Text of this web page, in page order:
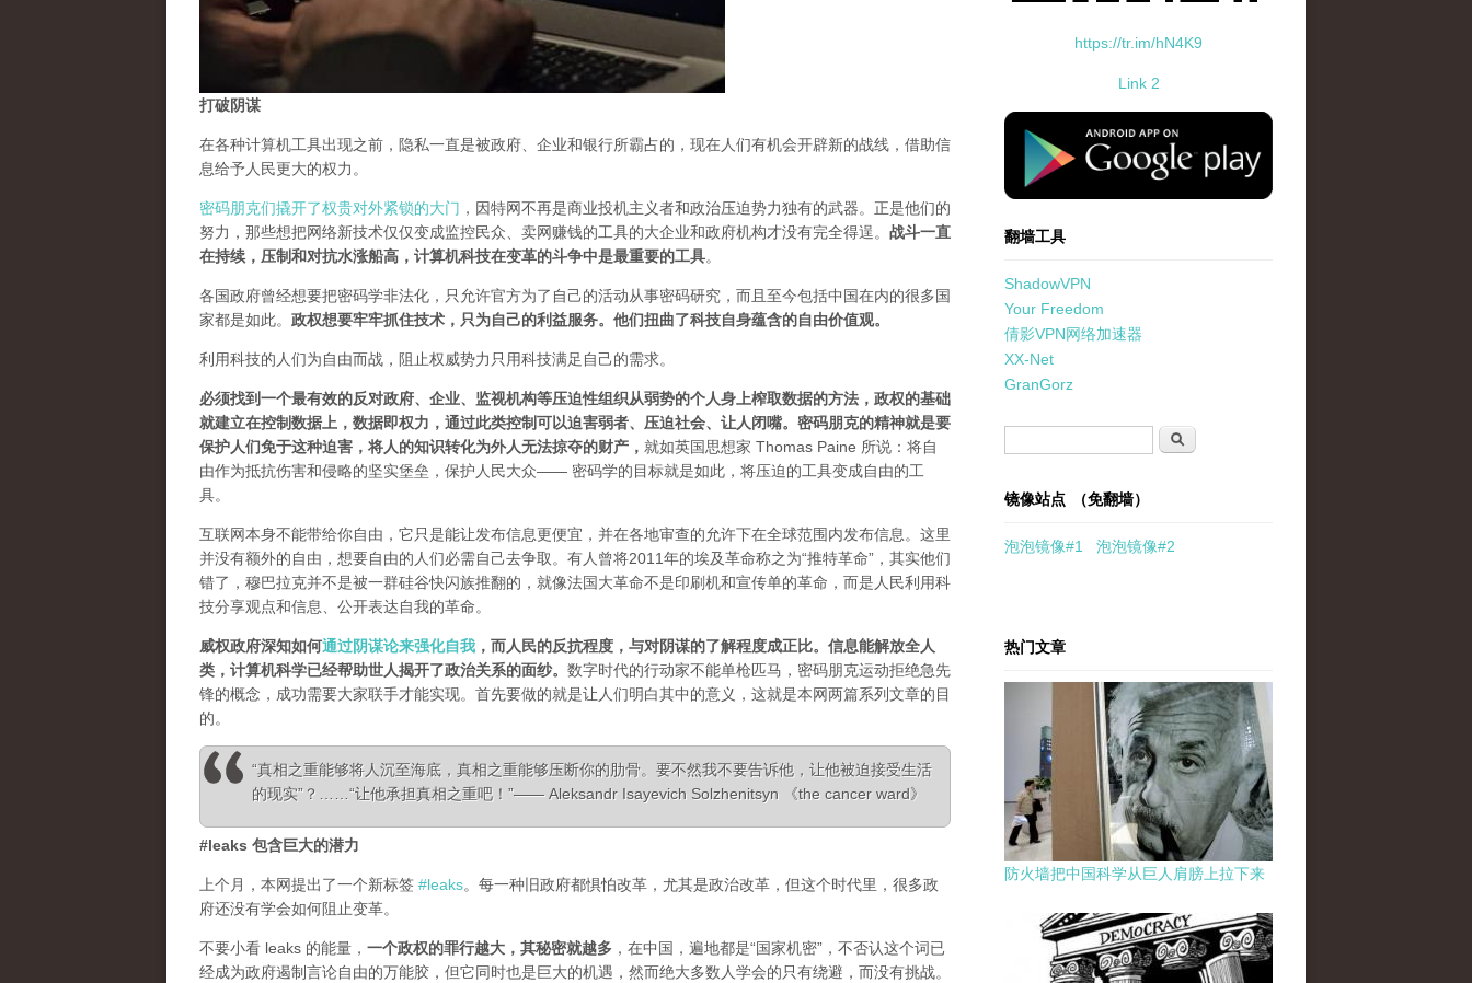
打破阴谋
在各种计算机工具出现之前，隐私一直是被政府、企业和银行所霸占的，现在人们有机会开辟新的战线，借助信
息给予人民更大的权力。
密码朋克们撬开了权贵对外紧锁的大门 ，因特网不再是商业投机主义者和政治压迫势力独有的武器。正是他们的
努力，那些想把网络新技术仅仅变成监控民众、卖网赚钱的工具的大企业和政府机构才没有完全得逞。 战斗一直
在持续，压制和对抗水涨船高，计算机科技在变革的斗争中是最重要的工具。
各国政府曾经想要把密码学非法化，只允许官方为了自己的活动从事密码研究，而且至今包括中国在内的很多国
家都是如此。 政权想要牢牢抓住技术，只为自己的利益服务。他们扭曲了科技自身蕴含的自由价值观。
利用科技的人们为自由而战，阻止权威势力只用科技满足自己的需求。
必须找到一个最有效的反对政府、企业、监视机构等压迫性组织从弱势的个人身上榨取数据的方法，政权的基础
就建立在控制数据上，数据即权力，通过此类控制可以迫害弱者、压迫社会、让人闭嘴。密码朋克的精神就是要
保护人们免于这种迫害，将人的知识转化为外人无法掠夺的财产 ， 就如英国思想家 Thomas Paine 所说：将自
由作为抵抗伤害和侵略的坚实堡垒，保护人民大众—— 密码学的目标就是如此，将压迫的工具变成自由的工
具。
互联网本身不能带给你自由，它只是能让发布信息更便宜，并在各地审查的允许下在全球范围内发布信息。这里
并没有额外的自由，想要自由的人们必需自己去争取。有人曾将2011年的埃及革命称之为“推特革命”，其实他们
错了，穆巴拉克并不是被一群硅谷快闪族推翻的，就像法国大革命不是印刷机和宣传单的革命，而是人民利用科
技分享观点和信息、公开表达自我的革命。
威权政府深知如何通过阴谋论来强化自我 ，而人民的反抗程度，与对阴谋的了解程度成正比。信息能解放全人
类，计算机科学已经帮助世人揭开了政治关系的面纱。 数字时代的行动家不能单枪匹马，密码朋克运动拒绝急先
锋的概念，成功需要大家联手才能实现。首先要做的就是让人们明白其中的意义，这就是本网两篇系列文章的目
的。
“真相之重能够将人沉至海底，真相之重能够压断你的肋骨。要不然我不要告诉他，让他被迫接受生活
的现实”？……“让他承担真相之重吧！”—— Aleksandr Isayevich Solzhenitsyn 《the cancer ward》
#leaks 包含巨大的潜力
上个月，本网提出了一个新标签 #leaks。每一种旧政府都惧怕改革，尤其是政治改革，但这个时代里，很多政
府还没有学会如何阻止变革。
不要小看 leaks 的能量， 一个政权的罪行越大，其秘密就越多 ，在中国，遍地都是“国家机密”，不否认这个词已
经成为政府遏制言论自由的万能胶，但它同时也是巨大的机遇，然而绝大多数人学会的只有绕避，而没有挑战。
https://tr.im/hN4K9
Link 2
standard-icon-googleplay-app-store.png
翻墙工具
ShadowVPN
Your Freedom
倩影VPN网络加速器
XX-Net
GranGorz
搜索
镜像站点 （免翻墙）
泡泡镜像#1 泡泡镜像#2
热门文章
防火墙把中国科学从巨人肩膀上拉下来